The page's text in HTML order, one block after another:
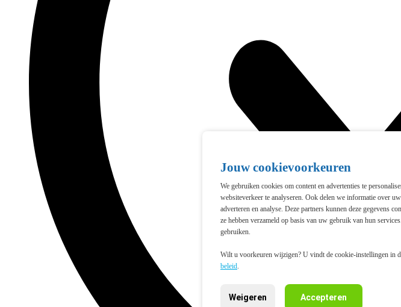
Jouw cookievoorkeuren
We gebruiken cookies om content en advertenties te
websiteverkeer te analyseren. Ook delen we informatie over
adverteren en analyse. Deze partners kunnen deze gegevens
ze hebben verzameld op basis van uw gebruik van hun
gebruiken.
Wilt u voorkeuren wijzigen? U vindt de cookie-instellingen in
beleid.
Weigeren Accepteren